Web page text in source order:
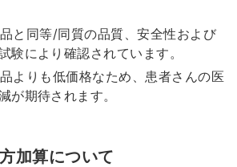
と同等/同質の品質、安全性および
験により確認されています。
よりも低価格なため、患者さんの医
が期待されます。
加算について